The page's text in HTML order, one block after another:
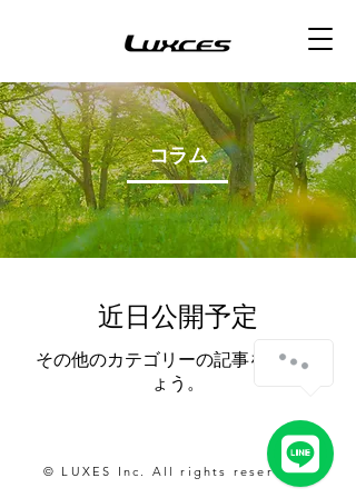
コラム
近日公開予定
その他のカテゴリーの記事を見まし
ょう。
© LUXES Inc. All rights reserved.